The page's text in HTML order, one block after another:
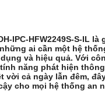
IPC-HFW2249S-S-IL là
ai cần một hệ
và hiệu quả. Với
năng phát hiện
vời cả ngày lẫn đêm,
cho mọi hệ thống an